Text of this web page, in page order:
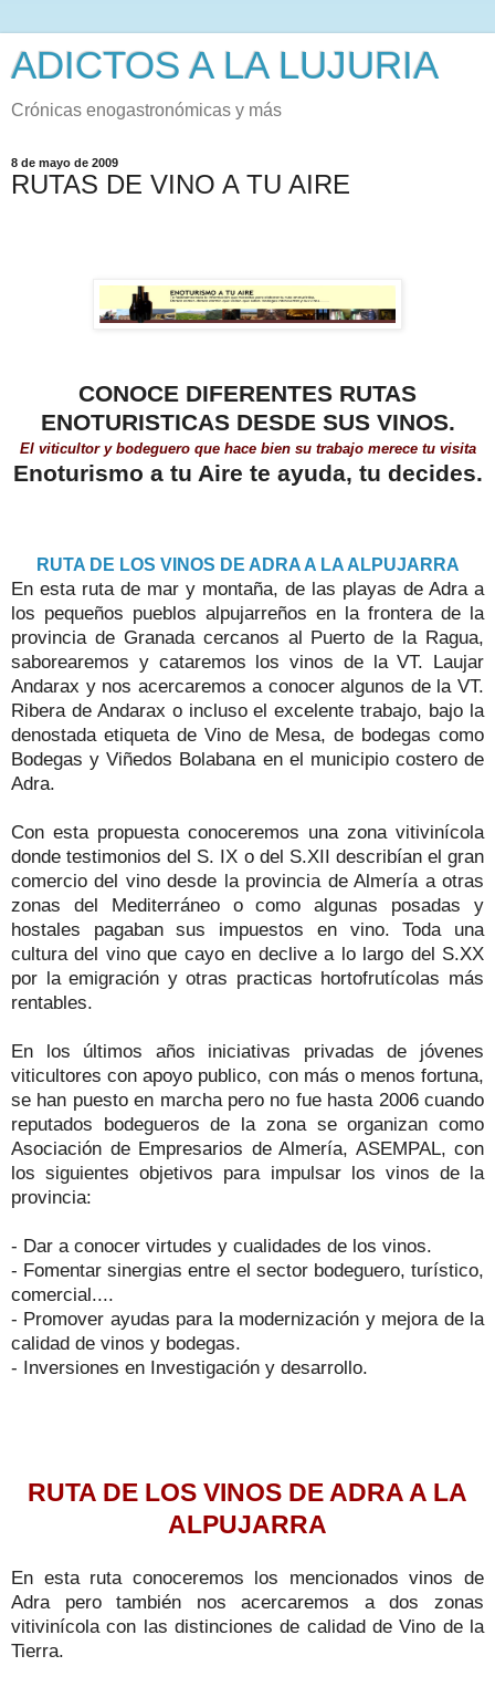
ADICTOS A LA LUJURIA
Crónicas enogastronómicas y más
8 de mayo de 2009
RUTAS DE VINO A TU AIRE
CONOCE DIFERENTES RUTAS
ENOTURISTICAS DESDE SUS VINOS.
El viticultor y bodeguero que hace bien su trabajo merece tu visita
Enoturismo a tu Aire te ayuda, tu decides.
RUTA DE LOS VINOS DE ADRA A LA ALPUJARRA
En esta ruta de mar y montaña, de las playas de Adra a
los pequeños pueblos alpujarreños en la frontera de la
provincia de Granada cercanos al Puerto de la Ragua,
saborearemos y cataremos los vinos de la VT. Laujar
Andarax y nos acercaremos a conocer algunos de la VT.
Ribera de Andarax o incluso el excelente trabajo, bajo la
denostada etiqueta de Vino de Mesa, de bodegas como
Bodegas y Viñedos Bolabana en el municipio costero de
Adra.
Con esta propuesta conoceremos una zona vitivinícola
donde testimonios del S. IX o del S.XII describían el gran
comercio del vino desde la provincia de Almería a otras
zonas del Mediterráneo o como algunas posadas y
hostales pagaban sus impuestos en vino. Toda una
cultura del vino que cayo en declive a lo largo del S.XX
por la emigración y otras practicas hortofrutícolas más
rentables.
En los últimos años iniciativas privadas de jóvenes
viticultores con apoyo publico, con más o menos fortuna,
se han puesto en marcha pero no fue hasta 2006 cuando
reputados bodegueros de la zona se organizan como
Asociación de Empresarios de Almería, ASEMPAL, con
los siguientes objetivos para impulsar los vinos de la
provincia:
- Dar a conocer virtudes y cualidades de los vinos.
- Fomentar sinergias entre el sector bodeguero, turístico,
comercial....
- Promover ayudas para la modernización y mejora de la
calidad de vinos y bodegas.
- Inversiones en Investigación y desarrollo.
RUTA DE LOS VINOS DE ADRA A LA
ALPUJARRA
En esta ruta conoceremos los mencionados vinos de
Adra pero también nos acercaremos a dos zonas
vitivinícola con las distinciones de calidad de Vino de la
Tierra.